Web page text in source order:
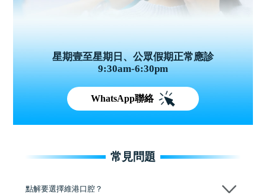
星期壹至星期日、公眾假期正常應診
9:30am-6:30pm
WhatsApp聯絡
常見問題
點解要選擇維港口腔？